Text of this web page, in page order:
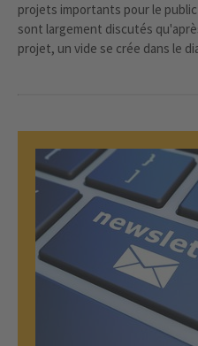
projets importants pour le
sont largement discutés
projet, un vide se crée dans le